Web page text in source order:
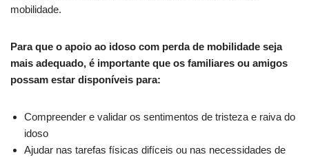
mobilidade.
Para que o apoio ao idoso com perda de mobilidade seja
mais adequado, é importante que os familiares ou amigos
possam estar disponíveis para:
Compreender e validar os sentimentos de tristeza e raiva do
idoso
Ajudar nas tarefas físicas difíceis ou nas necessidades de